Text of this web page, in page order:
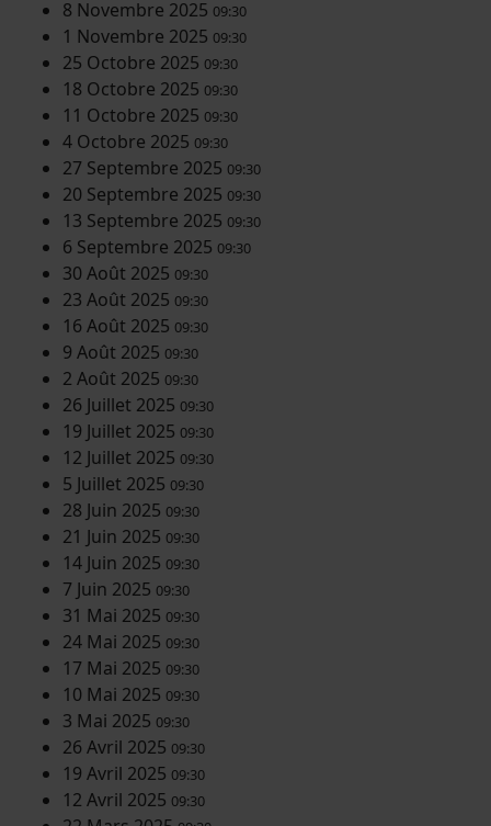
8 Novembre 2025 09:30
1 Novembre 2025 09:30
25 Octobre 2025 09:30
18 Octobre 2025 09:30
11 Octobre 2025 09:30
4 Octobre 2025 09:30
27 Septembre 2025 09:30
20 Septembre 2025 09:30
13 Septembre 2025 09:30
6 Septembre 2025 09:30
30 Août 2025 09:30
23 Août 2025 09:30
16 Août 2025 09:30
9 Août 2025 09:30
2 Août 2025 09:30
26 Juillet 2025 09:30
19 Juillet 2025 09:30
12 Juillet 2025 09:30
5 Juillet 2025 09:30
28 Juin 2025 09:30
21 Juin 2025 09:30
14 Juin 2025 09:30
7 Juin 2025 09:30
31 Mai 2025 09:30
24 Mai 2025 09:30
17 Mai 2025 09:30
10 Mai 2025 09:30
3 Mai 2025 09:30
26 Avril 2025 09:30
19 Avril 2025 09:30
12 Avril 2025 09:30